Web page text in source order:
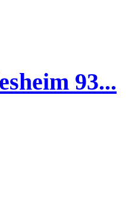
93...